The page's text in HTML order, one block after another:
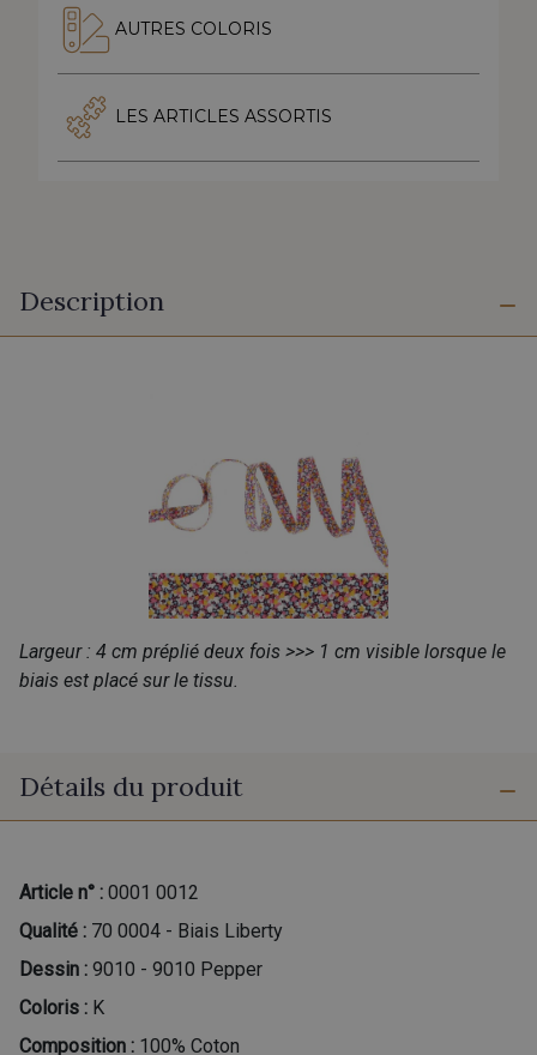
AUTRES COLORIS
LES ARTICLES ASSORTIS
Description
Largeur : 4 cm préplié deux fois >>> 1 cm visible lorsque le
biais est placé sur le tissu.
Détails du produit
Article n° : 0001 0012
Qualité : 70 0004 - Biais Liberty
Dessin : 9010 - 9010 Pepper
Coloris : K
Composition : 100% Coton